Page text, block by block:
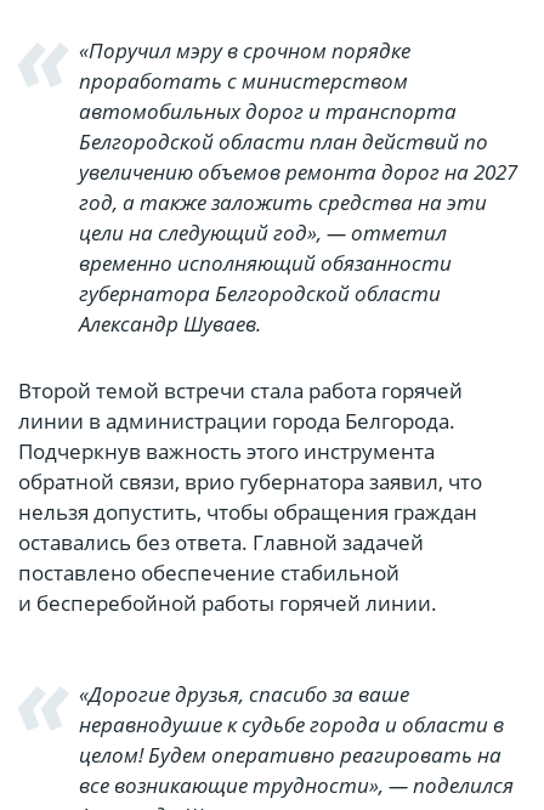
«Поручил мэру в срочном порядке
проработать с министерством
автомобильных дорог и транспорта
Белгородской области план действий по
увеличению объемов ремонта дорог на 2027
год, а также заложить средства на эти
цели на следующий год», — отметил
временно исполняющий обязанности
губернатора Белгородской области
Александр Шуваев.
Второй темой встречи стала работа горячей
линии в администрации города Белгорода.
Подчеркнув важность этого инструмента
обратной связи, врио губернатора заявил, что
нельзя допустить, чтобы обращения граждан
оставались без ответа. Главной задачей
поставлено обеспечение стабильной
и бесперебойной работы горячей линии.
«Дорогие друзья, спасибо за ваше
неравнодушие к судьбе города и области в
целом! Будем оперативно реагировать на
все возникающие трудности», — поделился